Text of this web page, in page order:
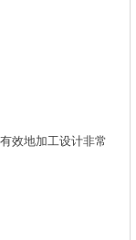
效地加工设计非常